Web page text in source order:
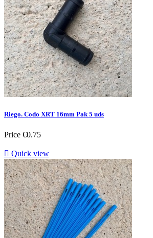
Riego. Codo XRT 16mm Pak 5 uds
Price €0.75
 Quick view